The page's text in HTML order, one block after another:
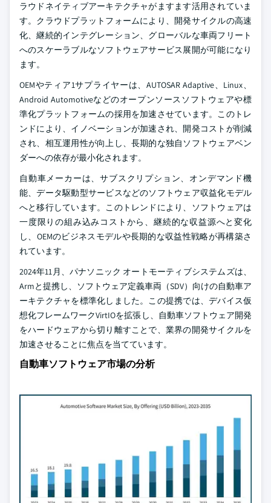
ラウドネイティブアーキテクチャがますます活用されていま
す。クラウドプラットフォームにより、開発サイクルの高速
化、継続的インテグレーション、グローバルな車両フリート
へのスケーラブルなソフトウェアサービス展開が可能になり
ます。
OEMやティア1サプライヤーは、AUTOSAR Adaptive、Linux、
Android Automotiveなどのオープンソースソフトウェアや標
準化プラットフォームの採用を加速させています。このトレ
ンドにより、イノベーションが加速され、開発コストが削減
され、相互運用性が向上し、長期的な独自ソフトウェアベン
ダーへの依存が最小化されます。
自動車メーカーは、サブスクリプション、オンデマンド機
能、データ駆動型サービスなどのソフトウェア収益化モデル
へと移行しています。このトレンドにより、ソフトウェアは
一度限りの組み込みコストから、継続的な収益源へと変化
し、OEMのビジネスモデルや長期的な収益性戦略が再構築さ
れています。
2024年11月、パナソニック オートモーティブシステムズは、
Armと提携し、ソフトウェア定義車両（SDV）向けの自動車ア
ーキテクチャを標準化しました。この提携では、デバイス仮
想化フレームワークVirtIOを拡張し、自動車ソフトウェア開発
をハードウェアから切り離すことで、業界の開発サイクルを
加速させることに焦点を当てています。
自動車ソフトウェア市場の分析